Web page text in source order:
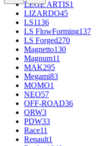
LEGE ARTIS1
LIZARDO45
LS1136
LS FlowForming137
LS Forged270
Magnetto130
Magnum11
MAK295
Megami83
MOMO1
NEO57
OFF-ROAD36
ORW3
PDW33
Race11
Renault1